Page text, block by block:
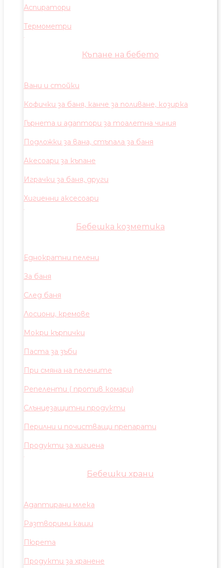
Аспиратори
Термометри
Къпане на бебето
Вани и стойки
Кофички за баня, канче за поливане, козирка
Гърнета и адаптори за тоалетна чиния
Подложки за вана, стъпала за баня
Акесоари за къпане
Играчки за баня, други
Хигиенни аксесоари
Бебешка козметика
Еднократни пелени
За баня
След баня
Лосиони, кремове
Мокри кърпички
Паста за зъби
При смяна на пелените
Репеленти ( против комари)
Слънцезащитни продукти
Перилни и почистващи препарати
Продукти за хигиена
Бебешки храни
Адаптирани млека
Разтворими каши
Пюрета
Продукти за хранене